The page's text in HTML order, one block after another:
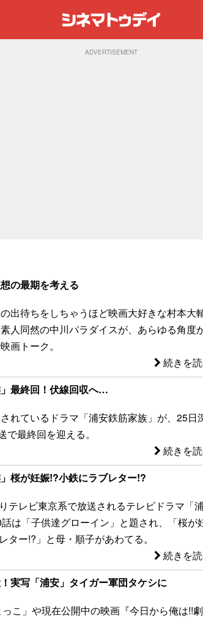
ADVERTISEMENT
の最期を考える
出待ちをしちゃうほど映画大好きな村本大
人同然の中川パラダイスが、あらゆる角度
画トーク。
続きを
最終回！伏線回収へ…
れているドラマ「浦安鉄筋家族」が、25日
最終回を迎える。
続きを
桜が妊娠!?小鉄にラブレター!?
テレビ東京系で放送されるテレビドラマ「浦
は「子供達グローイン」と題され、「桜が
ター!?」と母・順子があわてる。
続きを
実写「浦安」タイガー軍団タケシに
こ」や現在公開中の映画『今日から俺は!!劇